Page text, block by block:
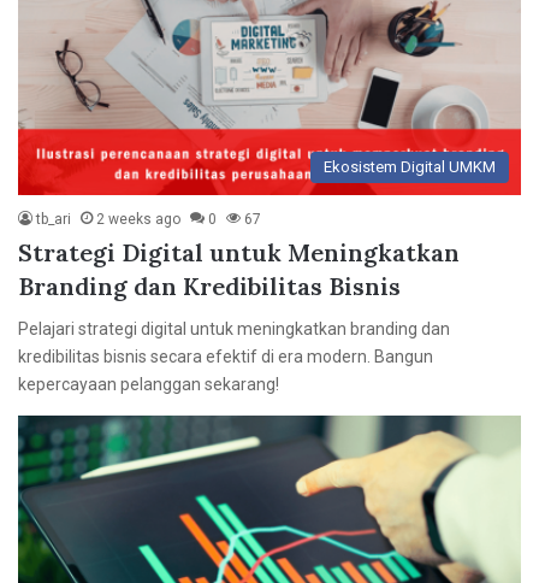
Ekosistem Digital UMKM
tb_ari 2 weeks ago 0 67
Strategi Digital untuk Meningkatkan
Branding dan Kredibilitas Bisnis
Pelajari strategi digital untuk meningkatkan branding dan
kredibilitas bisnis secara efektif di era modern. Bangun
kepercayaan pelanggan sekarang!